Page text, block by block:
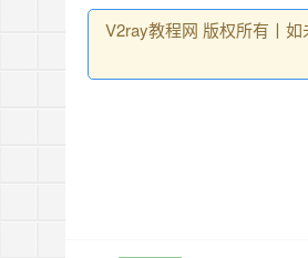
V2ray教程网 版权所有丨如